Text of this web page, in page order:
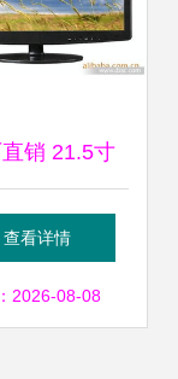
销 21.5寸
光源显示器
助力节能
查看详情
2026-08-08